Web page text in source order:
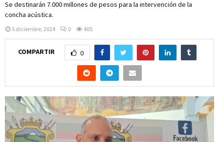
Se destinarán 7.000 millones de pesos para la intervención de la
concha acústica.
5 diciembre, 2024 0 405
COMPARTIR 0